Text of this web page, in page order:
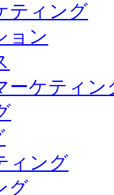
ティング
ョン
ーケティン
ィング
グ